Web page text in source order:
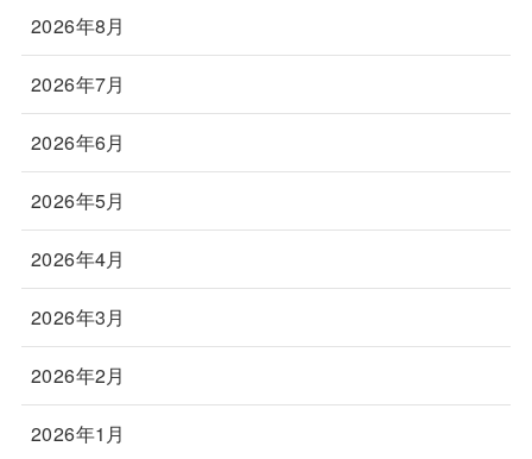
2026年8月
2026年7月
2026年6月
2026年5月
2026年4月
2026年3月
2026年2月
2026年1月